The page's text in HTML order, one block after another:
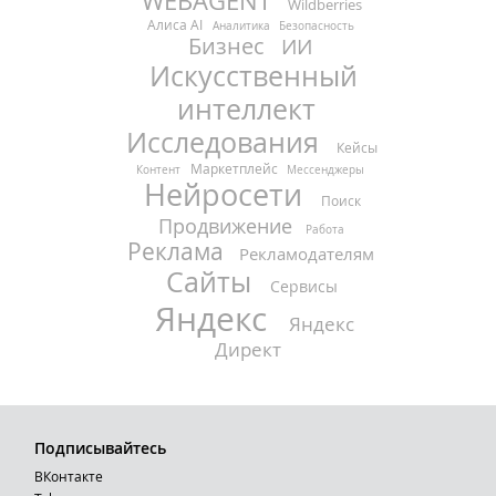
Wildberries
Алиса AI Аналитика Безопасность
Бизнес ИИ
Искусственный
интеллект
Исследования
Кейсы
Контент Маркетплейс Мессенджеры
Нейросети Поиск
Продвижение Работа
Реклама Рекламодателям
Сайты Сервисы
Яндекс
Яндекс
Директ
Подписывайтесь
ВКонтакте